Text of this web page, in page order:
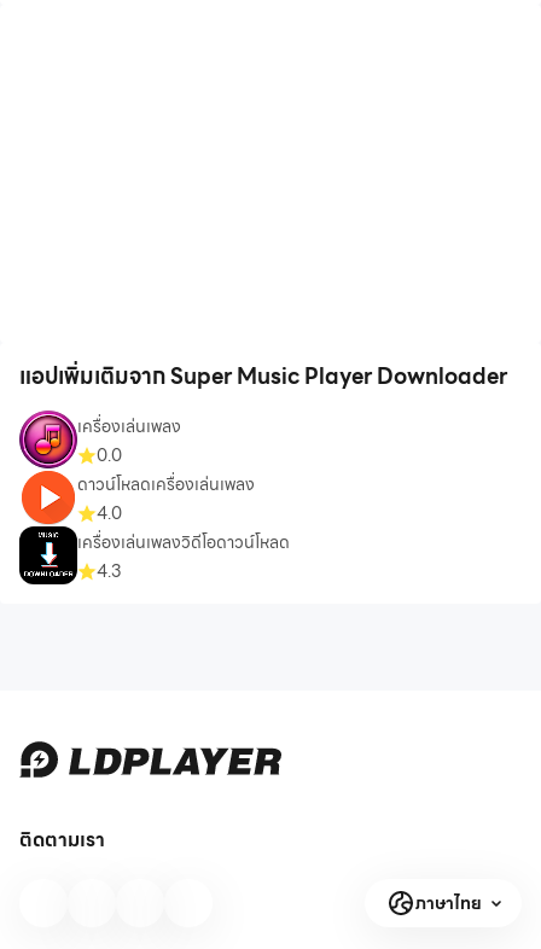
แอปเพิ่มเติมจาก Super Music Player Downloader
เครื่องเล่นเพลง
0.0
ดาวน์โหลดเครื่องเล่นเพลง
4.0
เครื่องเล่นเพลงวิดีโอดาวน์โหลด
4.3
ติดตามเรา
ภาษาไทย